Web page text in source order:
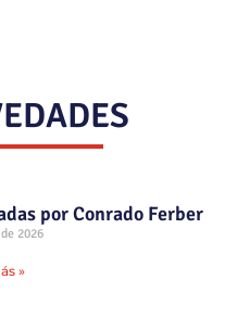
por Conrado Ferber
2026
»